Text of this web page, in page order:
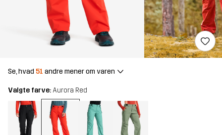
Se, hvad 51 andre mener om varen
Valgte farve: Aurora Red